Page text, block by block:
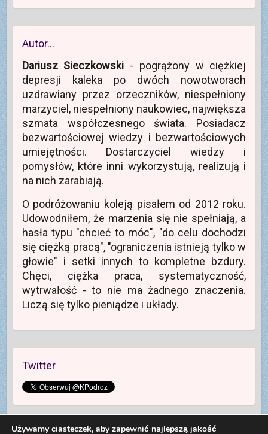
Autor…
Dariusz Sieczkowski - pogrążony w ciężkiej
depresji kaleka po dwóch nowotworach
uzdrawiany przez orzeczników, niespełniony
marzyciel, niespełniony naukowiec, największa
szmata współczesnego świata. Posiadacz
bezwartościowej wiedzy i bezwartościowych
umiejętności. Dostarczyciel wiedzy i
pomysłów, które inni wykorzystują, realizują i
na nich zarabiają.
O podróżowaniu koleją pisałem od 2012 roku.
Udowodniłem, że marzenia się nie spełniają, a
hasła typu "chcieć to móc", "do celu dochodzi
się ciężką pracą", "ograniczenia istnieją tylko w
głowie" i setki innych to kompletne bzdury.
Chęci, ciężka praca, systematyczność,
wytrwałość - to nie ma żadnego znaczenia.
Liczą się tylko pieniądze i układy.
Twitter
Używamy ciasteczek, aby zapewnić najlepszą jakość